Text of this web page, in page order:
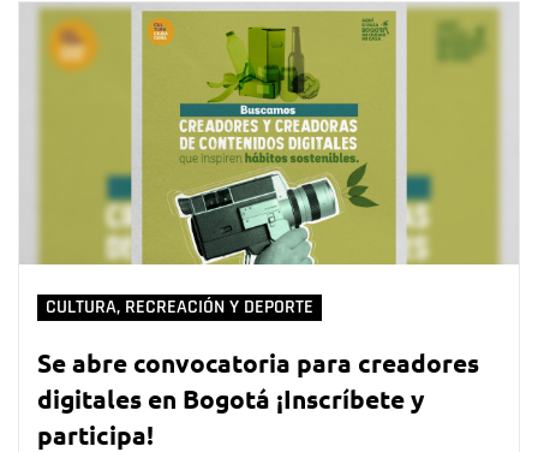
CULTURA, RECREACIÓN Y DEPORTE
Se abre convocatoria para creadores
digitales en Bogotá ¡Inscríbete y
participa!